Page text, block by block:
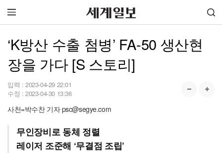
‘K방산 수출 첨병’ FA-50 생산현
장을 가다 [S 스토리]
입력 : 2023-04-29 22:01
수정 : 2023-04-30 13:36
사천=박수찬 기자 psc@segye.com
무인장비로 동체 정렬
레이저 조준해 ‘무결점 조립’